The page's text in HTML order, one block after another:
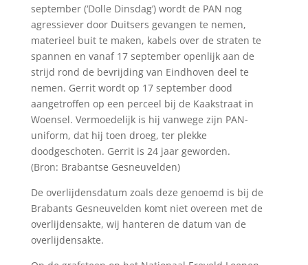
september (‘Dolle Dinsdag’) wordt de PAN nog
agressiever door Duitsers gevangen te nemen,
materieel buit te maken, kabels over de straten te
spannen en vanaf 17 september openlijk aan de
strijd rond de bevrijding van Eindhoven deel te
nemen. Gerrit wordt op 17 september dood
aangetroffen op een perceel bij de Kaakstraat in
Woensel. Vermoedelijk is hij vanwege zijn PAN-
uniform, dat hij toen droeg, ter plekke
doodgeschoten. Gerrit is 24 jaar geworden.
(Bron: Brabantse Gesneuvelden)
De overlijdensdatum zoals deze genoemd is bij de
Brabants Gesneuvelden komt niet overeen met de
overlijdensakte, wij hanteren de datum van de
overlijdensakte.